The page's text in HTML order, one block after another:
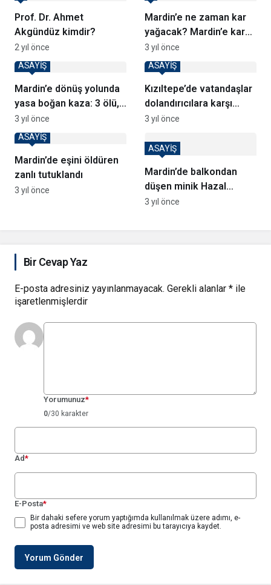
Prof. Dr. Ahmet
Akgündüz kimdir?
2 yıl önce
Mardin’e ne zaman kar
yağacak? Mardin’e kar
ne zaman gelecek?
3 yıl önce
Mardin’e dönüş yolunda
yasa boğan kaza: 3 ölü,
2 yaralı
ASAYİŞ
3 yıl önce
Kızıltepe’de vatandaşlar
dolandırıcılara karşı
bilgilendirildi
ASAYİŞ
3 yıl önce
Mardin’de eşini öldüren
zanlı tutuklandı
ASAYİŞ
3 yıl önce
Mardin’de balkondan
düşen minik Hazal
hayatını kaybetti
ASAYİŞ
3 yıl önce
Bir Cevap Yaz
E-posta adresiniz yayınlanmayacak. Gerekli alanlar * ile
işaretlenmişlerdir
Yorumunuz*
0/30 karakter
Ad*
E-Posta*
Bir dahaki sefere yorum yaptığımda kullanılmak üzere adımı, e-
posta adresimi ve web site adresimi bu tarayıcıya kaydet.
Yorum Gönder